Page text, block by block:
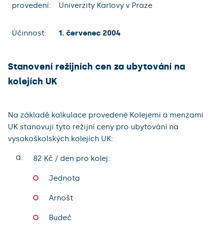
provedení:
Univerzity Karlovy v Praze
Účinnost: 1. červenec 2004
Stanovení režijních cen za ubytování na
kolejích UK
Na základě kalkulace provedené Kolejemi a menzami
UK stanovuji tyto režijní ceny pro ubytování na
vysokoškolských kolejích UK:
a. 82 Kč / den pro kolej:
Jednota
Arnošt
Budeč